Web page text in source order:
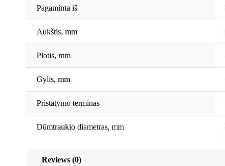
Pagaminta iš
Aukštis, mm
Plotis, mm
Gylis, mm
Pristatymo terminas
Dūmtraukio diametras, mm
Reviews (0)